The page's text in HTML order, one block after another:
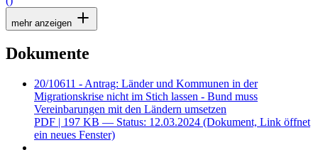
mehr anzeigen
Dokumente
20/10611 - Antrag: Länder und Kommunen in der
Migrationskrise nicht im Stich lassen - Bund muss
Vereinbarungen mit den Ländern umsetzen
PDF | 197 KB — Status: 12.03.2024 (Dokument, Link öffnet
ein neues Fenster)